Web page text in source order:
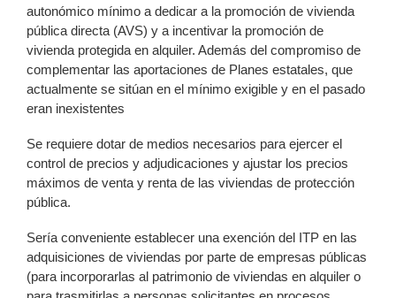
autonómico mínimo a dedicar a la promoción de vivienda
pública directa (AVS) y a incentivar la promoción de
vivienda protegida en alquiler. Además del compromiso de
complementar las aportaciones de Planes estatales, que
actualmente se sitúan en el mínimo exigible y en el pasado
eran inexistentes
Se requiere dotar de medios necesarios para ejercer el
control de precios y adjudicaciones y ajustar los precios
máximos de venta y renta de las viviendas de protección
pública.
Sería conveniente establecer una exención del ITP en las
adquisiciones de viviendas por parte de empresas públicas
(para incorporarlas al patrimonio de viviendas en alquiler o